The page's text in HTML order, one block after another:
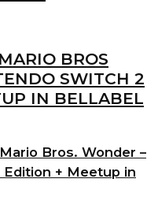
Bros. Wonder –
+ Meetup in